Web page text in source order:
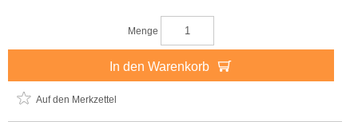
Menge
In den Warenkorb
Auf den Merkzettel